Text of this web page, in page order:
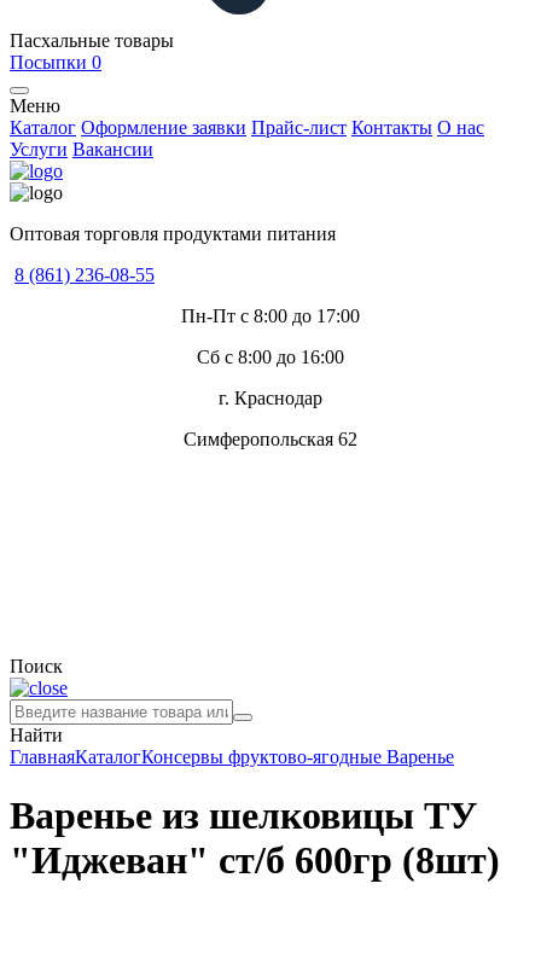
Пасхальные товары
Посыпки 0
Меню
Каталог Оформление заявки Прайс-лист Контакты О нас
Услуги Вакансии
Оптовая торговля продуктами питания
8 (861) 236-08-55
Пн-Пт с 8:00 до 17:00
Сб с 8:00 до 16:00
г. Краснодар
Симферопольская 62
Поиск
Найти
ГлавнаяКаталогКонсервы фруктово-ягодные Варенье
Варенье из шелковицы ТУ
"Иджеван" ст/б 600гр (8шт)